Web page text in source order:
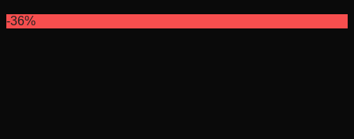
-36%